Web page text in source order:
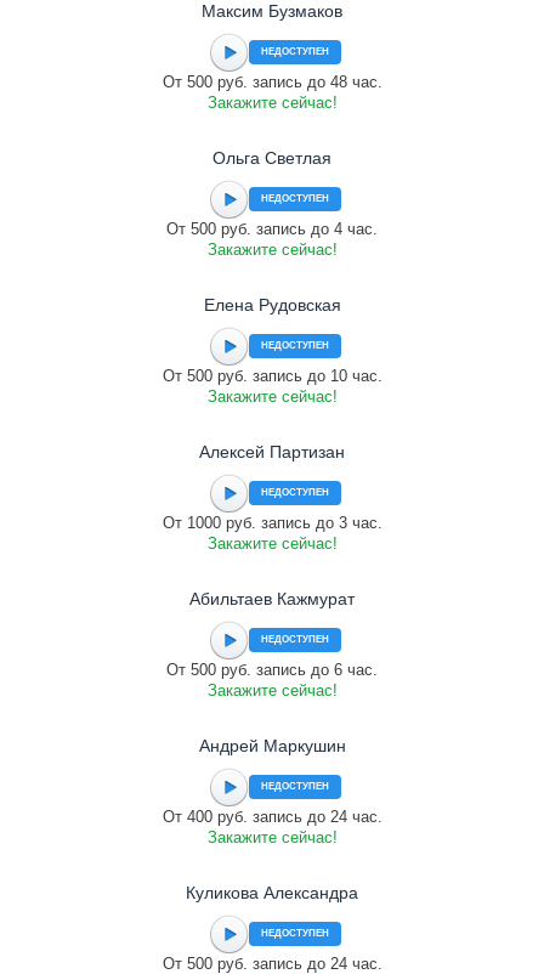
Максим Бузмаков
НЕДОСТУПЕН
От 500 руб. запись до 48 час.
Закажите сейчас!
Ольга Светлая
НЕДОСТУПЕН
От 500 руб. запись до 4 час.
Закажите сейчас!
Елена Рудовская
НЕДОСТУПЕН
От 500 руб. запись до 10 час.
Закажите сейчас!
Алексей Партизан
НЕДОСТУПЕН
От 1000 руб. запись до 3 час.
Закажите сейчас!
Абильтаев Кажмурат
НЕДОСТУПЕН
От 500 руб. запись до 6 час.
Закажите сейчас!
Андрей Маркушин
НЕДОСТУПЕН
От 400 руб. запись до 24 час.
Закажите сейчас!
Куликова Александра
НЕДОСТУПЕН
От 500 руб. запись до 24 час.